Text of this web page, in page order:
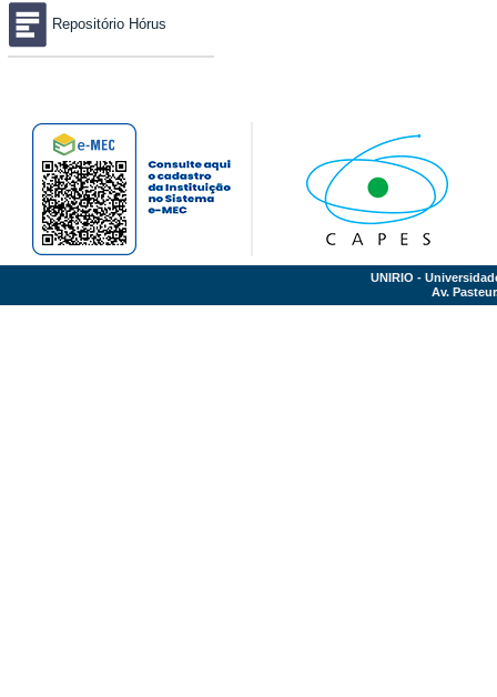
Repositório Hórus
UNIRIO -
Av.